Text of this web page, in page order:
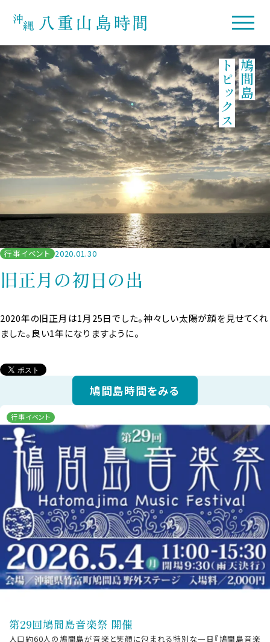
鳩間島
トピックス
行事イベント 2020.01.30
旧正月の初日の出
2020年の旧正月は1月25日でした。神々しい太陽が顔を見せてくれ
ました。良い1年になりますように。
鳩間島時間をみる
行事イベント
第29回鳩間島音楽祭 開催
人口約60人の鳩間島が音楽と笑顔に包まれる特別な一日『鳩間島音楽